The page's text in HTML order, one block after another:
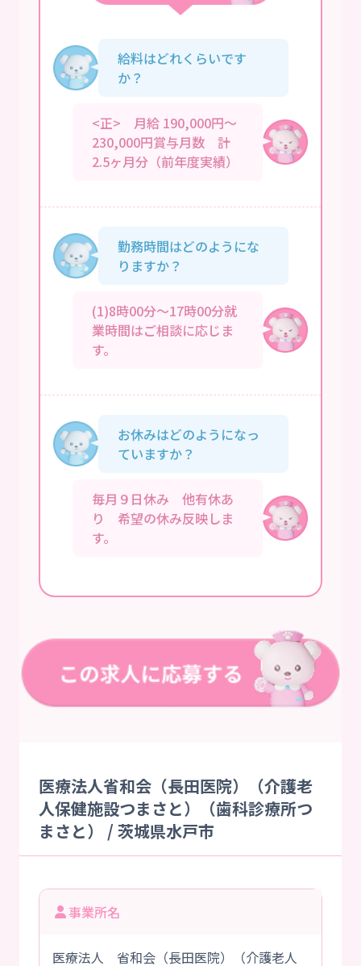
給料はどれくらいです
か？
<正> 月給 190,000円～
230,000円賞与月数 計
2.5ヶ月分（前年度実績）
勤務時間はどのようにな
りますか？
(1)8時00分～17時00分就
業時間はご相談に応じま
す。
お休みはどのようになっ
ていますか？
毎月９日休み 他有休あ
り 希望の休み反映しま
す。
医療法人省和会（長田医院）（介護老
人保健施設つまさと）（歯科診療所つ
まさと） / 茨城県水戸市
事業所名
医療法人 省和会（長田医院）（介護老人